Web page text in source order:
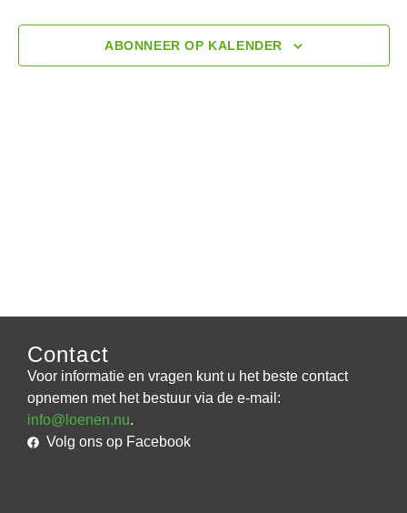
ABONNEER OP KALENDER
Contact
Voor informatie en vragen kunt u het beste contact
opnemen met het bestuur via de e-mail:
info@loenen.nu.
Volg ons op Facebook